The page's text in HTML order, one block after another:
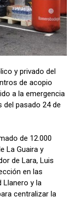
y privado del
de acopio
a la emergencia
pasado 24 de
de 12.000
La Guaira y
de Lara, Luis
en las
Llanero y la
centralizar la